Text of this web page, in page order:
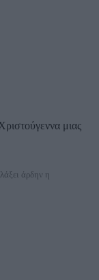
μιας
άρδην η